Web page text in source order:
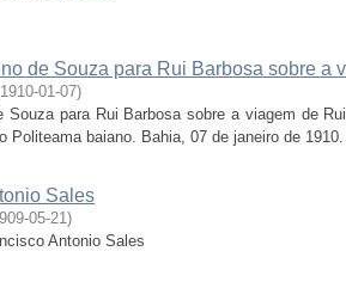
de Souza para Rui Barbosa sobre a
1910-01-07)
Souza para Rui Barbosa sobre a viagem de
Politeama baiano. Bahia, 07 de janeiro de
Sales
05-21)
Antonio Sales